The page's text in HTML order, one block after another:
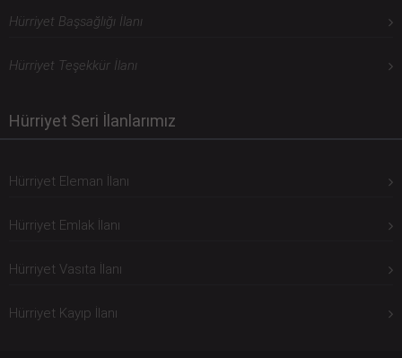
Hürriyet Başsağlığı İlanı
Hürriyet Teşekkür İlanı
Hürriyet Seri İlanlarımız
Hürriyet Eleman İlanı
Hürriyet Emlak İlanı
Hürriyet Vasıta İlanı
Hürriyet Kayıp İlanı